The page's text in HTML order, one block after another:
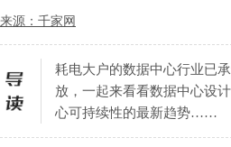
来源：千家网
耗电大户的数据中心行业已
放，一起来看看数据中心设
心可持续性的最新趋势……